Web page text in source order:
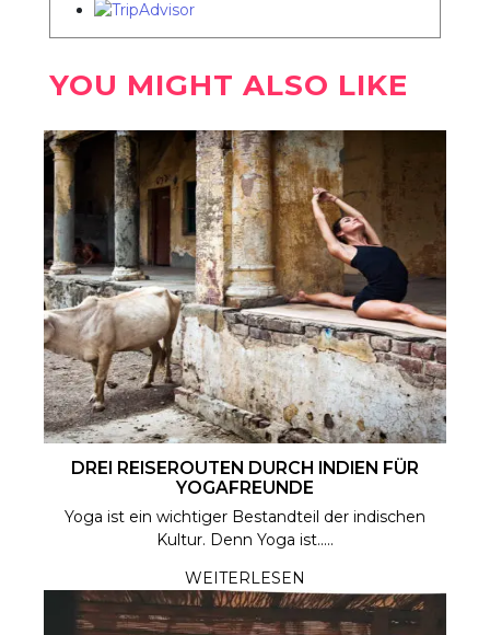
YOU MIGHT ALSO LIKE
DREI REISEROUTEN DURCH INDIEN FÜR
YOGAFREUNDE
Yoga ist ein wichtiger Bestandteil der indischen
Kultur. Denn Yoga ist.....
WEITERLESEN